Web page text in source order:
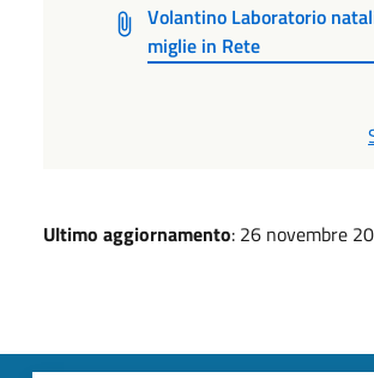
Volantino Laboratorio
miglie in Rete
Ultimo aggiornamento: 26 novembre